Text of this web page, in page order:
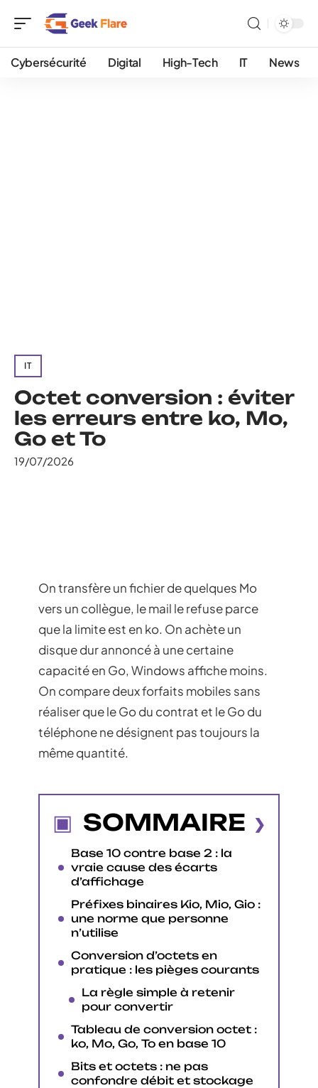
Cybersécurité Digital High-Tech IT News
IT
Octet conversion : éviter
les erreurs entre ko, Mo,
Go et To
19/07/2026
On transfère un fichier de quelques Mo
vers un collègue, le mail le refuse parce
que la limite est en ko. On achète un
disque dur annoncé à une certaine
capacité en Go, Windows affiche moins.
On compare deux forfaits mobiles sans
réaliser que le Go du contrat et le Go du
téléphone ne désignent pas toujours la
même quantité.
SOMMAIRE
Base 10 contre base 2 : la
vraie cause des écarts
d’affichage
Préfixes binaires Kio, Mio, Gio :
une norme que personne
n’utilise
Conversion d’octets en
pratique : les pièges courants
La règle simple à retenir
pour convertir
Tableau de conversion octet :
ko, Mo, Go, To en base 10
Bits et octets : ne pas
confondre débit et stockage